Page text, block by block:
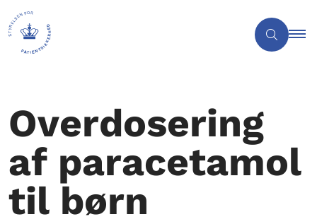
Overdosering
af paracetamol
til børn